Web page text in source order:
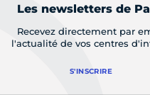
Les newsletters de
Recevez directement par
l'actualité de vos centres
S'INSCRIRE